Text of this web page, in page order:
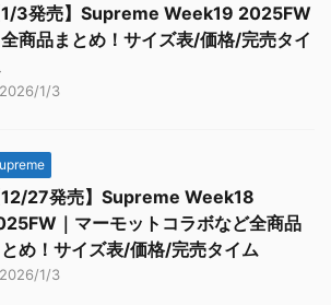
1/3発売】Supreme Week19 2025FW
全商品まとめ！サイズ表/価格/完売タイ
2026/1/3
12/27発売】Supreme Week18
｜マーモットコラボなど全商品
とめ！サイズ表/価格/完売タイム
2026/1/3